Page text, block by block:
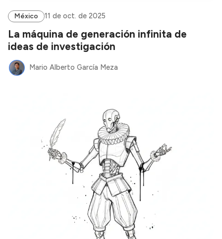
México 11 de oct. de 2025
La máquina de generación infinita de
ideas de investigación
Mario Alberto García Meza